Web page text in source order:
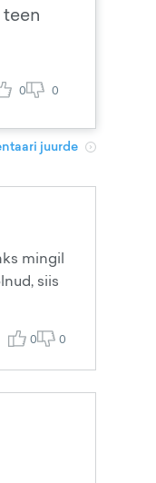
0 0
juurde
mingil
siis
0 0